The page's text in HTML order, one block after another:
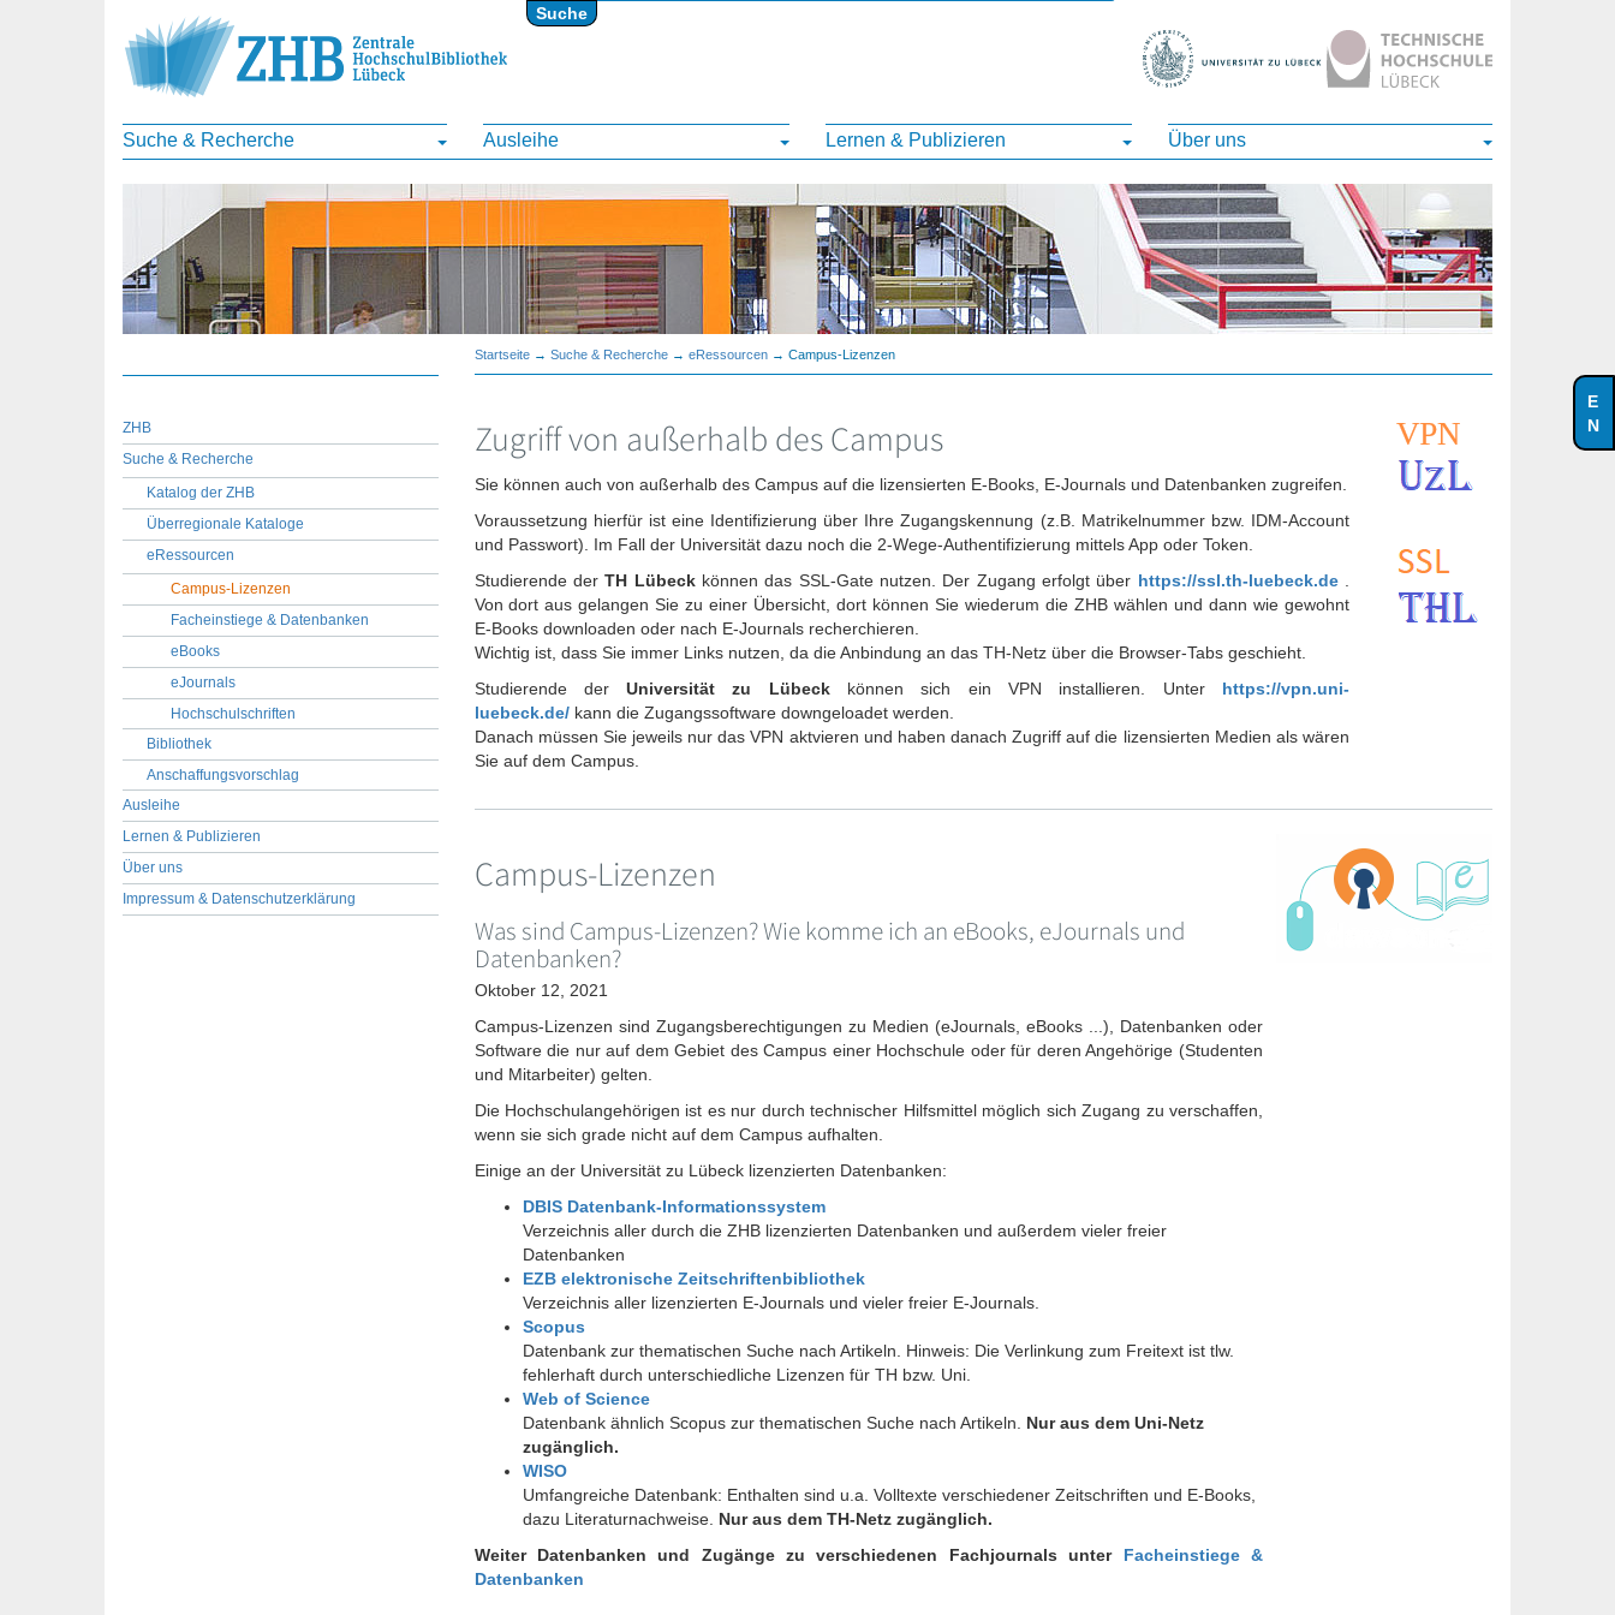
Suche
E
Suche & Recherche Ausleihe Lernen & Publizieren Über uns
ZHB
Suche & Recherche
Katalog der ZHB
Überregionale Kataloge
eRessourcen
Campus-Lizenzen
Facheinstiege & Datenbanken
eBooks
eJournals
Hochschulschriften
Bibliothek
Anschaffungsvorschlag
Ausleihe
Lernen & Publizieren
Über uns
Impressum & Datenschutzerklärung
Startseite→ Suche & Recherche→ eRessourcen→ Campus-Lizenzen
Zugriff von außerhalb des Campus
Sie können auch von außerhalb des Campus auf die lizensierten E-Books, E-Journals und Datenbanken zugreifen.
Voraussetzung hierfür ist eine Identifizierung über Ihre Zugangskennung (z.B. Matrikelnummer bzw. IDM-Account
und Passwort). Im Fall der Universität dazu noch die 2-Wege-Authentifizierung mittels App oder Token.
Studierende derTH Lübeckkönnen das SSL-Gate nutzen. Der Zugang erfolgt über https://ssl.th-luebeck.de.
Von dort aus gelangen Sie zu einer Übersicht, dort können Sie wiederum die ZHB wählen und dann wie gewohnt
E-Books downloaden oder nach E-Journals recherchieren.
Wichtig ist, dass Sie immer Links nutzen, da die Anbindung an das TH-Netz über die Browser-Tabs geschieht.
Studierende derUniversität zu Lübeckkönnen sich ein VPN installieren. Unter https://vpn.uni-
luebeck.de/kann die Zugangssoftware downgeloadet werden.
Danach müssen Sie jeweils nur das VPN aktvieren und haben danach Zugriff auf die lizensierten Medien als wären
Sie auf dem Campus.
Campus-Lizenzen
Was sind Campus-Lizenzen? Wie komme ich an eBooks, eJournals und
Datenbanken?
Oktober 12, 2021
Campus-Lizenzen sind Zugangsberechtigungen zu Medien (eJournals, eBooks ...), Datenbanken oder
Software die nur auf dem Gebiet des Campus einer Hochschule oder für deren Angehörige (Studenten
und Mitarbeiter) gelten.
Die Hochschulangehörigen ist es nur durch technischer Hilfsmittel möglich sich Zugang zu verschaffen,
wenn sie sich grade nicht auf dem Campus aufhalten.
Einige an der Universität zu Lübeck lizenzierten Datenbanken:
DBIS Datenbank-Informationssystem
Verzeichnis aller durch die ZHB lizenzierten Datenbanken und außerdem vieler freier
Datenbanken
EZB elektronische Zeitschriftenbibliothek
Verzeichnis aller lizenzierten E-Journals und vieler freier E-Journals.
Scopus
Datenbank zur thematischen Suche nach Artikeln. Hinweis: Die Verlinkung zum Freitext ist tlw.
fehlerhaft durch unterschiedliche Lizenzen für TH bzw. Uni.
Web of Science
Datenbank ähnlich Scopus zur thematischen Suche nach Artikeln. Nur aus dem Uni-Netz
zugänglich.
WISO
Umfangreiche Datenbank: Enthalten sind u.a. Volltexte verschiedener Zeitschriften und E-Books,
dazu Literaturnachweise. Nur aus dem TH-Netz zugänglich.
Weiter Datenbanken und Zugänge zu verschiedenen Fachjournals unter Facheinstiege &
Datenbanken